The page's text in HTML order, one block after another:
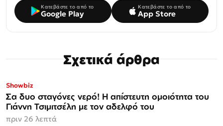
Κατεβάστε το από το
Google Play
Κατεβάστε το από το
App Store
Σχετικά άρθρα
Showbiz
Σα δυο σταγόνες νερό! Η απίστευτη ομοιότητα του
Γιάννη Τσιμιτσέλη με τον αδελφό του
πριν 26 λεπτά